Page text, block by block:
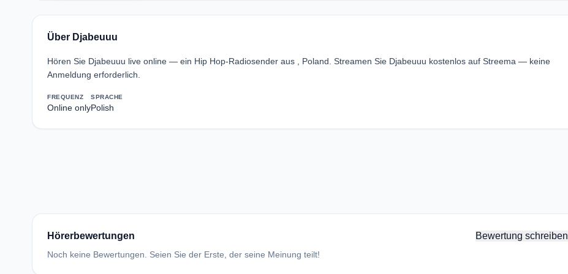
Über Djabeuuu
Hören Sie Djabeuuu live online — ein Hip Hop-Radiosender aus , Poland. Streamen Sie Djabeuuu kostenlos auf Streema — keine
Anmeldung erforderlich.
FREQUENZ
Online only
SPRACHE
Polish
Hörerbewertungen Bewertung schreiben
Noch keine Bewertungen. Seien Sie der Erste, der seine Meinung teilt!